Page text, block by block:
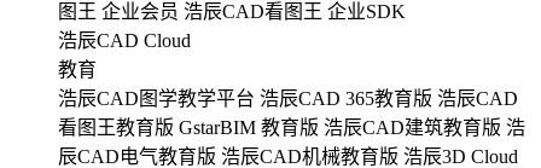
图王 企业会员 浩辰CAD看图王 企业SDK
浩辰CAD Cloud
教育
浩辰CAD图学教学平台 浩辰CAD 365教育版 浩辰CAD
看图王教育版 GstarBIM 教育版 浩辰CAD建筑教育版 浩
辰CAD电气教育版 浩辰CAD机械教育版 浩辰3D Cloud